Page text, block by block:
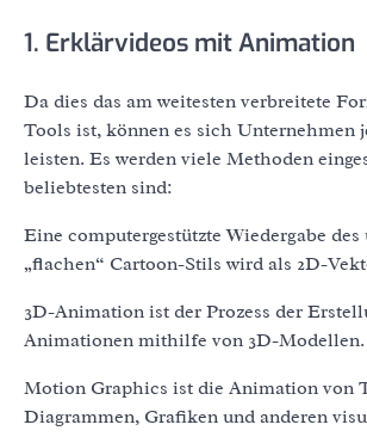
1. Erklärvideos mit Animation
Da dies das am weitesten verbreitete
Tools ist, können es sich Unternehmen
leisten. Es werden viele Methoden
beliebtesten sind:
Eine computergestützte Wiedergabe
„flachen“ Cartoon-Stils wird als 2D-
3D-Animation ist der Prozess der
Animationen mithilfe von 3D-Modellen.
Motion Graphics ist die Animation von
Diagrammen, Grafiken und anderen